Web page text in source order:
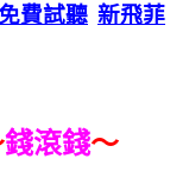
費試聽 新飛菲
錢滾錢～